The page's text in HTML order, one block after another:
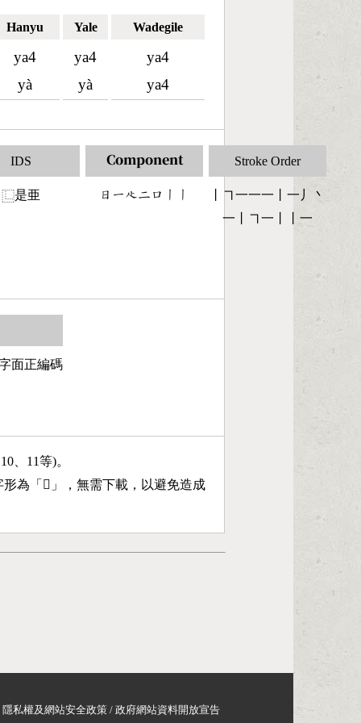
Hanyu Yale Wadegile
ya4
yà
ya4
yà
ya4
ya4
IDS
⿺是亜
Component
󶃐󶀀󶃎󶀒󶁶󶀂󶀂
Stroke Order
丨㇕一一一丨一丿丶
一丨㇕一丨丨一
面正編碼
、11等)。
為「 𣊰 」，無需下載，以避免造成
隱私權及網站安全政策 /政府網站資料開放宣告